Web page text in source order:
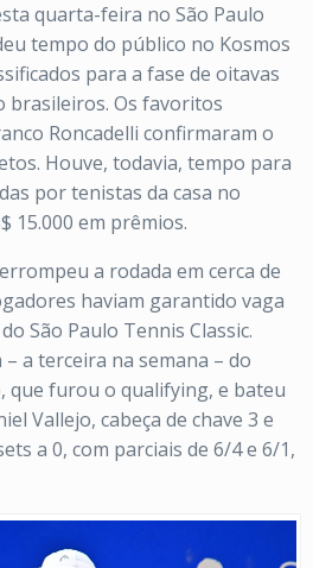
quarta-feira no São Paulo
tempo do público no Kosmos
para a fase de oitavas
brasileiros. Os favoritos
Roncadelli confirmaram o
Houve, todavia, tempo para
por tenistas da casa no
15.000 em prêmios.
a rodada em cerca de
haviam garantido vaga
São Paulo Tennis Classic.
a terceira na semana – do
que furou o qualifying, e bateu
Vallejo, cabeça de chave 3 e
a 0, com parciais de 6/4 e 6/1,